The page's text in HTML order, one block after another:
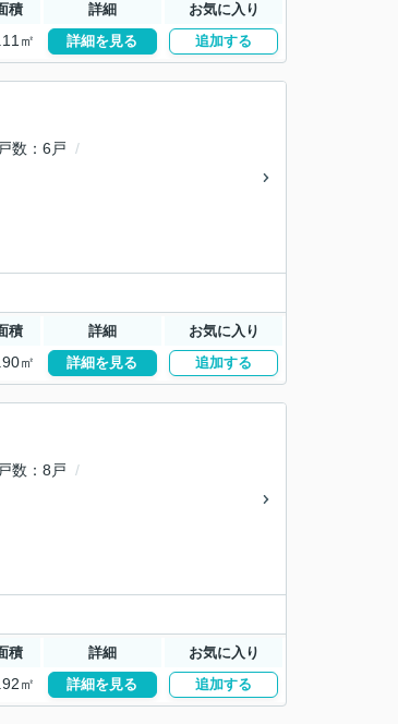
積 詳細 お気に入り
㎡ 詳細を見る 追加する
数
6戸
積 詳細 お気に入り
㎡ 詳細を見る 追加する
数
8戸
積 詳細 お気に入り
㎡ 詳細を見る 追加する